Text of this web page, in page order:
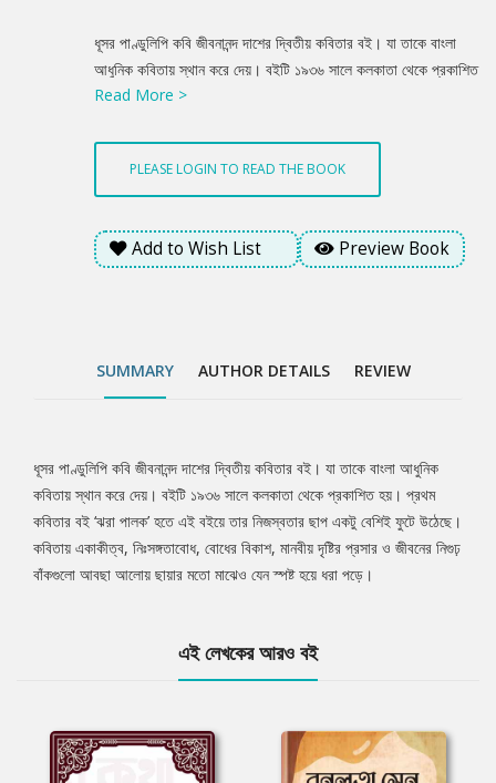
Product
Summery
ধূসর পাণ্ডুলিপি কবি জীবনানন্দ দাশের দ্বিতীয় কবিতার বই। যা তাকে বাংলা
আধুনিক কবিতায় স্থান করে দেয়। বইটি ১৯৩৬ সালে কলকাতা থেকে প্রকাশিত
হয়। প্রথম কবিতার বই ‘ঝরা পালক’ হতে এই বইয়ে তার নিজস্বতার ছাপ একটু
দৃষ্টির প্রসার ও জীবনের নিগুঢ় বাঁকগুলো আবছা আলোয় ছায়ার মতো মাঝেও যেন
স্পষ্ট হয়ে ধরা পড়ে।
Read More >
PLEASE LOGIN TO READ THE BOOK
Add to Wish List Preview Book
SUMMARY AUTHOR DETAILS REVIEW
Tab
Article
ধূসর পাণ্ডুলিপি কবি জীবনানন্দ দাশের দ্বিতীয় কবিতার বই। যা তাকে বাংলা আধুনিক
কবিতায় স্থান করে দেয়। বইটি ১৯৩৬ সালে কলকাতা থেকে প্রকাশিত হয়। প্রথম
কবিতার বই ‘ঝরা পালক’ হতে এই বইয়ে তার নিজস্বতার ছাপ একটু বেশিই ফুটে উঠেছে।
কবিতায় একাকীত্ব, নিঃসঙ্গতাবোধ, বোধের বিকাশ, মানবীয় দৃষ্টির প্রসার ও জীবনের নিগুঢ়
বাঁকগুলো আবছা আলোয় ছায়ার মতো মাঝেও যেন স্পষ্ট হয়ে ধরা পড়ে।
এই লেখকের আরও বই